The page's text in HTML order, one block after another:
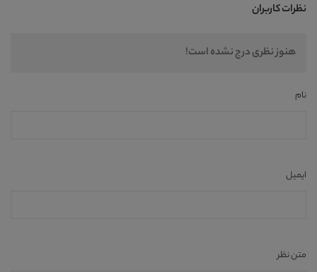
نظرات کاربران
هنوز نظری درج نشده است!
نام
ایمیل
متن نظر